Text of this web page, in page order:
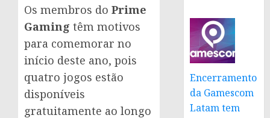
Os membros do Prime
Gaming têm motivos
para comemorar no
início deste ano, pois
quatro jogos estão
disponíveis
gratuitamente ao longo
Encerramento
da Gamescom
Latam tem